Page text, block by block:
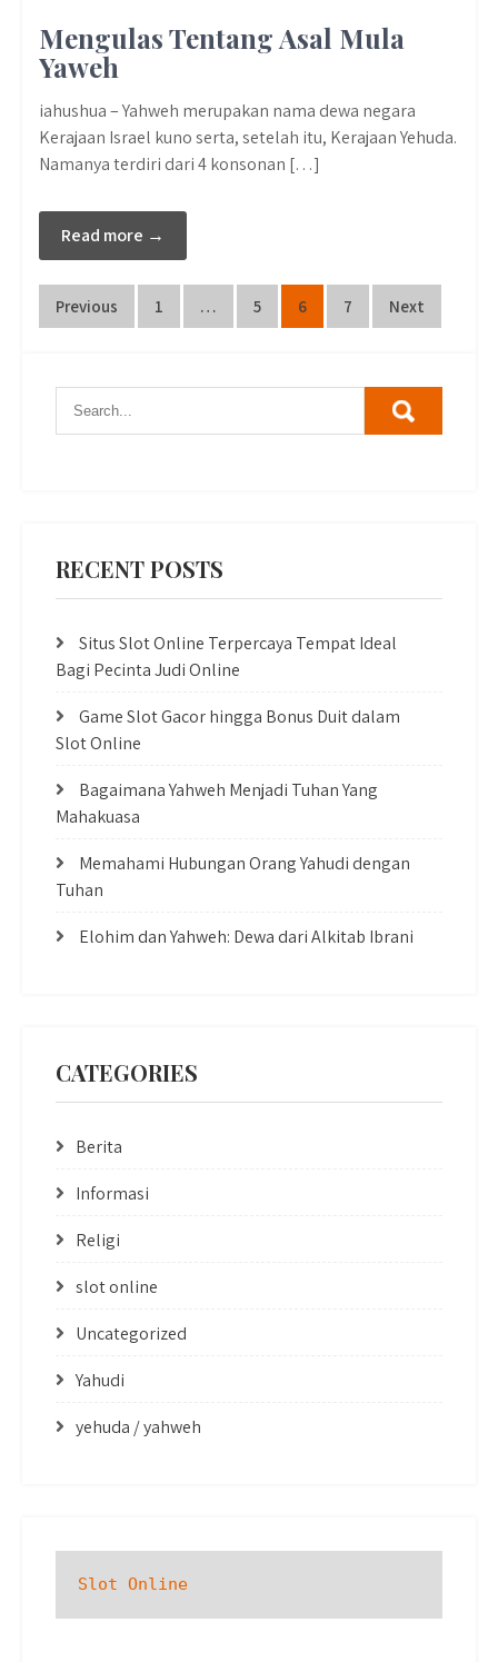
Mengulas Tentang Asal Mula
Yaweh
iahushua – Yahweh merupakan nama dewa negara
Kerajaan Israel kuno serta, setelah itu, Kerajaan Yehuda.
Namanya terdiri dari 4 konsonan […]
Read more →
Posts
Previous 1 … 5 6 7 Next
RECENT POSTS
Situs Slot Online Terpercaya Tempat Ideal
Bagi Pecinta Judi Online
Game Slot Gacor hingga Bonus Duit dalam
Slot Online
Bagaimana Yahweh Menjadi Tuhan Yang
Mahakuasa
Memahami Hubungan Orang Yahudi dengan
Tuhan
Elohim dan Yahweh: Dewa dari Alkitab Ibrani
CATEGORIES
Berita
Informasi
Religi
slot online
Uncategorized
Yahudi
yehuda / yahweh
Slot Online